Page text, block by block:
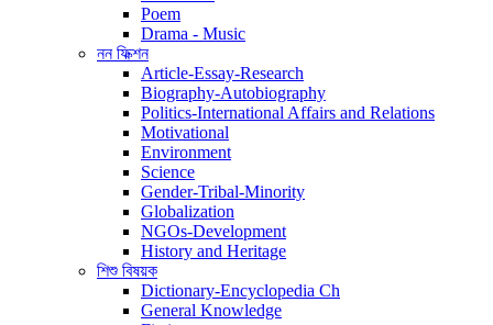
Poem
Drama - Music
নন ফিক্শন
Article-Essay-Research
Biography-Autobiography
Politics-International Affairs and Relations
Motivational
Environment
Science
Gender-Tribal-Minority
Globalization
NGOs-Development
History and Heritage
শিশু বিষয়ক
Dictionary-Encyclopedia Ch
General Knowledge